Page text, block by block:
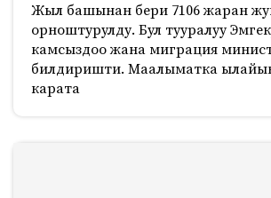
Жыл башынан бери 7106 жаран
орноштурулду. Бул тууралуу
камсыздоо жана миграция
билдиришти. Маалыматка
карата